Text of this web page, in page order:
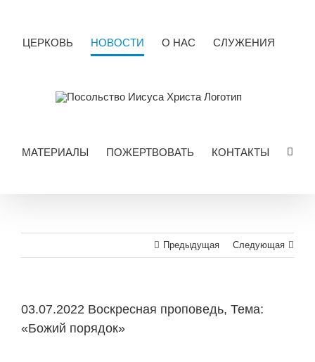
ЦЕРКОВЬ НОВОСТИ О НАС СЛУЖЕНИЯ
МАТЕРИАЛЫ ПОЖЕРТВОВАТЬ КОНТАКТЫ
Предыдущая Следующая
03.07.2022 Воскресная проповедь, Тема:
«Божий порядок»